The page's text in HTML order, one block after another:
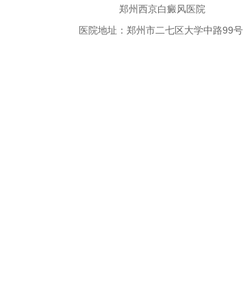
郑州西京白癜风医院
医院地址：郑州市二七区大学中路99号